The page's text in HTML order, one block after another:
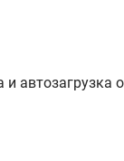
автозагрузка